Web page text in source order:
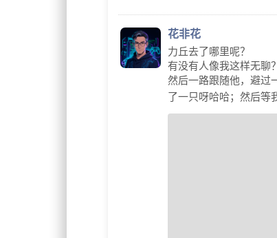
花非花
力丘去了哪里呢？
有没有人像我这样无聊
然后一路跟随他，避过
了一只呀哈哈；然后等